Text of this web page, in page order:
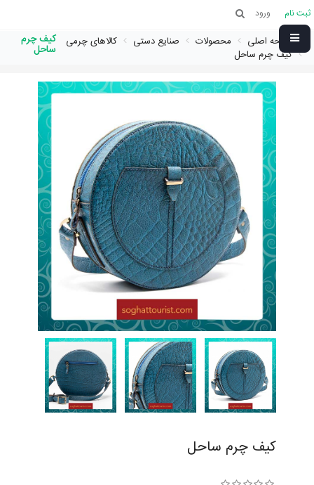
ثبت نام ورود
صفحه اصلی محصولات صنایع دستی
کالاهای چرمی
کیف چرم ساحل
کیف چرم
ساحل
کیف چرم ساحل